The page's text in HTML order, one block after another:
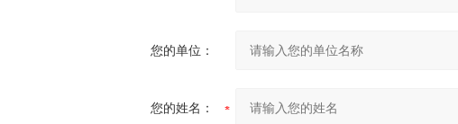
您的单位：
您的姓名：